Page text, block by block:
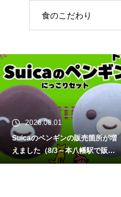
食のこだわり
2026.08.01
Suicaのペンギンの販売箇所が増
えました（8/3～本八幡駅で販
売）
イクミママのどうぶつドー